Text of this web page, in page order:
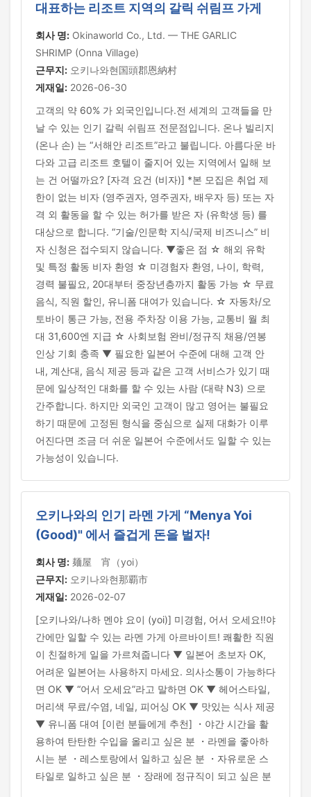
대표하는 리조트 지역의 갈릭 쉬림프 가게
회사 명: Okinaworld Co., Ltd. — THE GARLIC
SHRIMP (Onna Village)
근무지: 오키나와현国頭郡恩納村
게재일: 2026-06-30
고객의 약 60% 가 외국인입니다.전 세계의 고객들을 만
날 수 있는 인기 갈릭 쉬림프 전문점입니다. 온나 빌리지
(온나 손) 는 “서해안 리조트”라고 불립니다. 아름다운 바
다와 고급 리조트 호텔이 줄지어 있는 지역에서 일해 보
는 건 어떨까요? [자격 요건 (비자)] *본 모집은 취업 제
한이 없는 비자 (영주권자, 영주권자, 배우자 등) 또는 자
격 외 활동을 할 수 있는 허가를 받은 자 (유학생 등) 를
대상으로 합니다. “기술/인문학 지식/국제 비즈니스” 비
자 신청은 접수되지 않습니다. ▼좋은 점 ☆ 해외 유학
및 특정 활동 비자 환영 ☆ 미경험자 환영, 나이, 학력,
경력 불필요, 20대부터 중장년층까지 활동 가능 ☆ 무료
음식, 직원 할인, 유니폼 대여가 있습니다. ☆ 자동차/오
토바이 통근 가능, 전용 주차장 이용 가능, 교통비 월 최
대 31,600엔 지급 ☆ 사회보험 완비/정규직 채용/연봉
인상 기회 충족 ▼ 필요한 일본어 수준에 대해 고객 안
내, 계산대, 음식 제공 등과 같은 고객 서비스가 있기 때
문에 일상적인 대화를 할 수 있는 사람 (대략 N3) 으로
간주합니다. 하지만 외국인 고객이 많고 영어는 불필요
하기 때문에 고정된 형식을 중심으로 실제 대화가 이루
어진다면 조금 더 쉬운 일본어 수준에서도 일할 수 있는
가능성이 있습니다.
오키나와의 인기 라멘 가게 “Menya Yoi
(Good)" 에서 즐겁게 돈을 벌자!
회사 명: 麺屋 宵（yoi）
근무지: 오키나와현那覇市
게재일: 2026-02-07
[오키나와/나하 멘야 요이 (yoi)] 미경험, 어서 오세요!!야
간에만 일할 수 있는 라멘 가게 아르바이트! 쾌활한 직원
이 친절하게 일을 가르쳐줍니다 ▼ 일본어 초보자 OK,
어려운 일본어는 사용하지 마세요. 의사소통이 가능하다
면 OK ▼ “어서 오세요”라고 말하면 OK ▼ 헤어스타일,
머리색 무료/수염, 네일, 피어싱 OK ▼ 맛있는 식사 제공
▼ 유니폼 대여 [이런 분들에게 추천] ・야간 시간을 활
용하여 탄탄한 수입을 올리고 싶은 분 ・라멘을 좋아하
시는 분 ・레스토랑에서 일하고 싶은 분 ・자유로운 스
타일로 일하고 싶은 분 ・장래에 정규직이 되고 싶은 분